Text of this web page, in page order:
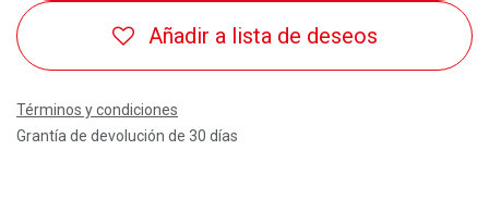
Añadir a lista de deseos
Términos y condiciones
Grantía de devolución de 30 días